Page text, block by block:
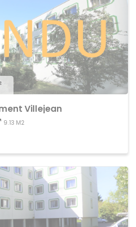
Villejean
9.13 M2